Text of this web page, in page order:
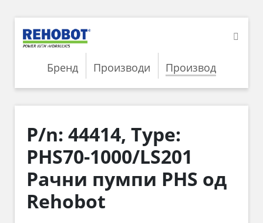
Бренд Производи Производ
P/n: 44414, Type:
PHS70-1000/LS201
Рачни пумпи PHS од
Rehobot